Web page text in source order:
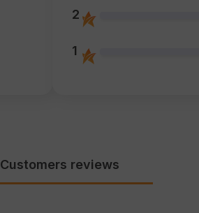
2
1
Customers reviews